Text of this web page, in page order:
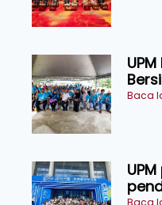
Baca
Baca